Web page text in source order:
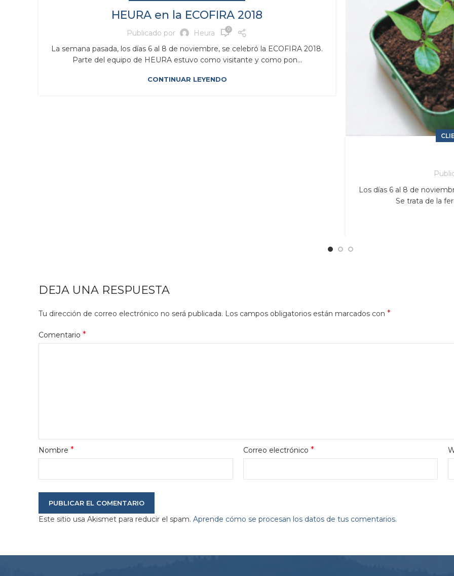
HEURA en la ECOFIRA 2018
Publicado por Heura 0
La semana pasada, los días 6 al 8 de noviembre, se celebró la ECOFIRA 2018.
Parte del equipo de HEURA estuvo como visitante y como pon...
CONTINUAR LEYENDO
Los días 6 al 8 de
Se trata de la
DEJA UNA RESPUESTA
Tu dirección de correo electrónico no será publicada. Los campos obligatorios están marcados con *
Comentario *
Nombre * Correo electrónico *
Este sitio usa Akismet para reducir el spam. Aprende cómo se procesan los datos de tus comentarios.